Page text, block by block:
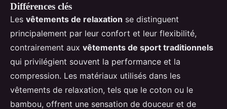
Différences clés
Les vêtements de relaxation se distinguent
principalement par leur confort et leur flexibilité,
contrairement aux vêtements de sport traditionnels
qui privilégient souvent la performance et la
compression. Les matériaux utilisés dans les
vêtements de relaxation, tels que le coton ou le
bambou, offrent une sensation de douceur et de